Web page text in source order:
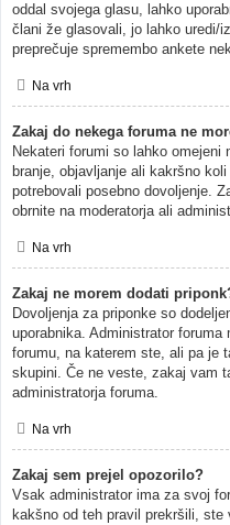
oddal svojega glasu, lahko
člani že glasovali, jo lahko uredi/
preprečuje spremembo ankete
Na vrh
Zakaj do nekega foruma ne
Nekateri forumi so lahko omejeni
branje, objavljanje ali kakršno
potrebovali posebno dovoljenje.
obrnite na moderatorja ali
Na vrh
Zakaj ne morem dodati
Dovoljenja za priponke so
uporabnika. Administrator foruma
forumu, na katerem ste, ali pa je
skupini. Če ne veste, zakaj vam
administratorja foruma.
Na vrh
Zakaj sem prejel opozorilo?
Vsak administrator ima za svoj
kakšno od teh pravil prekršili, ste